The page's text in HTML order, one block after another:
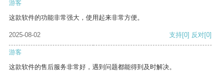
游客
这款软件的功能非常强大，使用起来非常方便。
2025-08-02 支持[0] 反对[0]
游客
这款软件的售后服务非常好，遇到问题都能得到及时解决。